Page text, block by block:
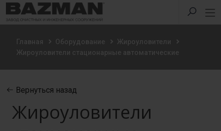
Главная Оборудование
Жироуловители
Жироуловители стационарные автоматические
Вернуться назад
Жироуловители